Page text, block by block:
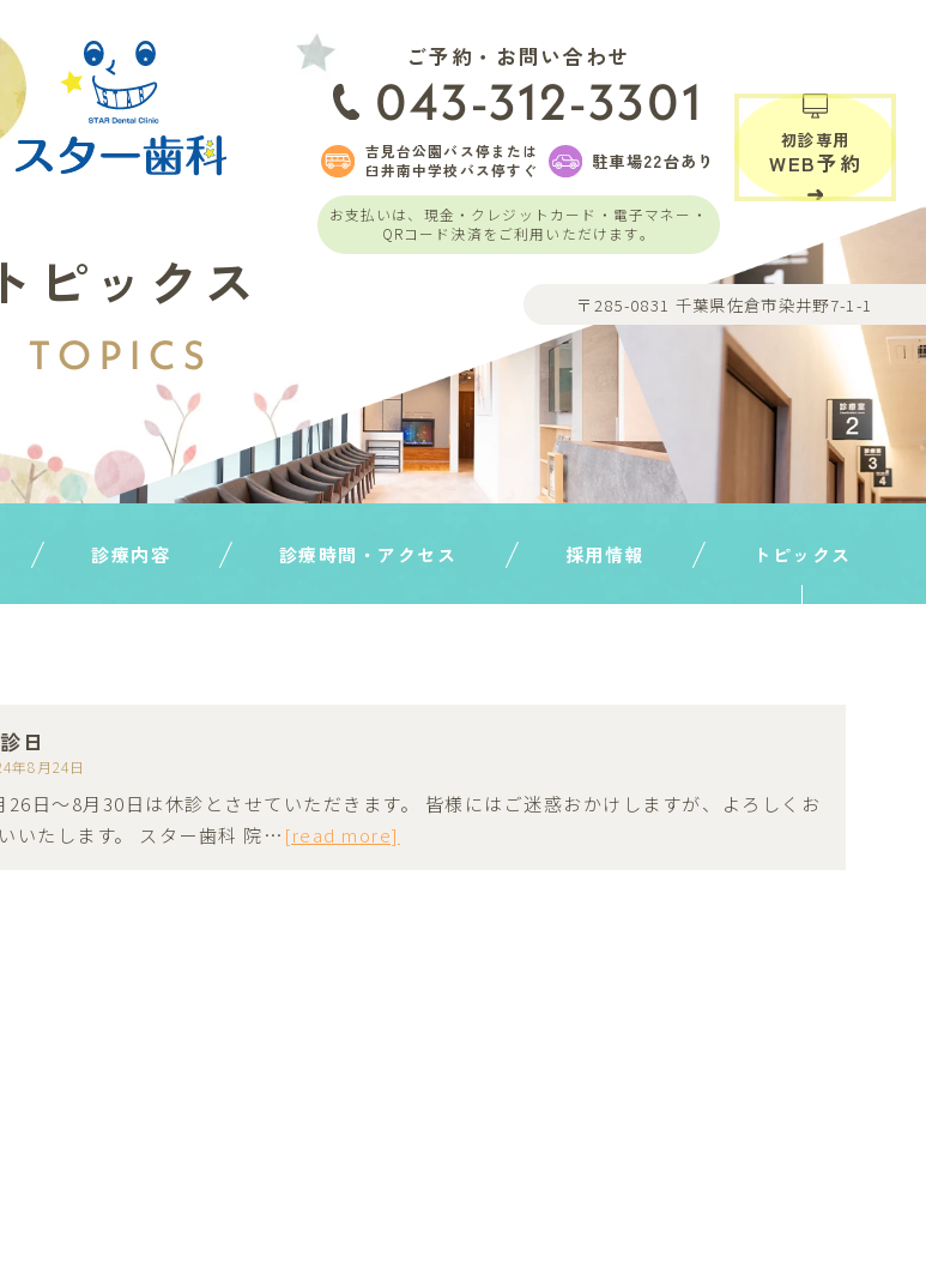
ご予約・お問い合わせ
043-312-3301
吉見台公園バス停または
臼井南中学校バス停すぐ
駐車場22台あり
お支払いは、現金・クレジットカード・電子マネー・
QRコード決済をご利用いただけます。
初診専用
WEB予約
〒285-0831 千葉県佐倉市染井野7-1-1
トピックス
TOPICS
診療内容 診療時間・アクセス 採用情報 トピックス
日
年8月24日
26日～8月30日は休診とさせていただきます。 皆様にはご迷惑おかけしますが、よろしくお
いたします。 スター歯科 院… [read more]